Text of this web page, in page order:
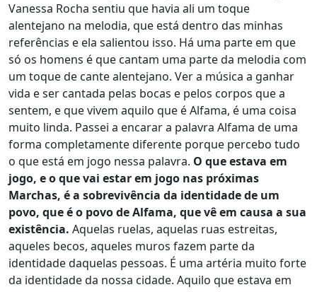
Vanessa Rocha sentiu que havia ali um toque
alentejano na melodia, que está dentro das minhas
referências e ela salientou isso. Há uma parte em que
só os homens é que cantam uma parte da melodia com
um toque de cante alentejano. Ver a música a ganhar
vida e ser cantada pelas bocas e pelos corpos que a
sentem, e que vivem aquilo que é Alfama, é uma coisa
muito linda. Passei a encarar a palavra Alfama de uma
forma completamente diferente porque percebo tudo
o que está em jogo nessa palavra. O que estava em
jogo, e o que vai estar em jogo nas próximas
Marchas, é a sobrevivência da identidade de um
povo, que é o povo de Alfama, que vê em causa a sua
existência. Aquelas ruelas, aquelas ruas estreitas,
aqueles becos, aqueles muros fazem parte da
identidade daquelas pessoas. É uma artéria muito forte
da identidade da nossa cidade. Aquilo que estava em